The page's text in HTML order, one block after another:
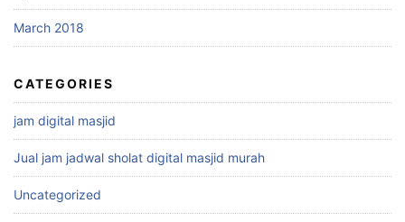
March 2018
CATEGORIES
jam digital masjid
Jual jam jadwal sholat digital masjid murah
Uncategorized